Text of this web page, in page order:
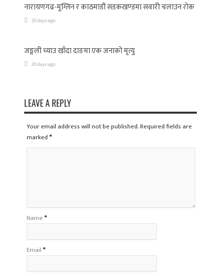
नारायणगढ-मुग्लिन र काठमाडौं सडकखण्डमा सवारी चलाउन रोक
20 days ago
जङ्गली च्याउ खाँदा दाङमा एक जनाको मृत्यु
20 days ago
LEAVE A REPLY
Your email address will not be published. Required fields are
marked*
Name*
Email*